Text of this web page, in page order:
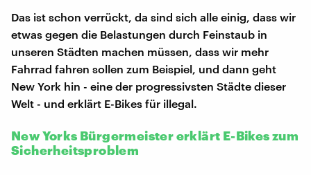
Das ist schon verrückt, da sind sich alle einig, dass wir
etwas gegen die Belastungen durch Feinstaub in
unseren Städten machen müssen, dass wir mehr
Fahrrad fahren sollen zum Beispiel, und dann geht
New York hin - eine der progressivsten Städte dieser
Welt - und erklärt E-Bikes für illegal.
New Yorks Bürgermeister erklärt E-Bikes zum
Sicherheitsproblem